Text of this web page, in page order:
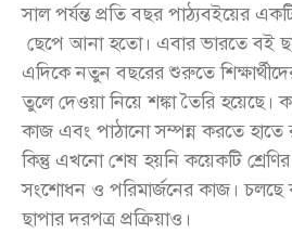
সাল পর্যন্ত প্রতি বছর পাঠ্যবইয়ের
ছেপে আনা হতো। এবার ভারতে বই
এদিকে নতুন বছরের শুরুতে
তুলে দেওয়া নিয়ে শঙ্কা তৈরি হয়েছে।
কাজ এবং পাঠানো সম্পন্ন করতে হাতে
কিন্তু এখনো শেষ হয়নি কয়েকটি
সংশোধন ও পরিমার্জনের কাজ। চলছে
ছাপার দরপত্র প্রক্রিয়াও।